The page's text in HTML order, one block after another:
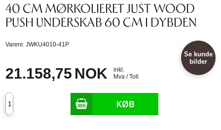
40 CM MØRKOLIERET JUST WOOD
PUSH UNDERSKAB 60 CM I DYBDEN
Varenr.JWKU4010-41P
21.158,75 NOK
inkl.
Mva / Toll
Se kunde
bilder